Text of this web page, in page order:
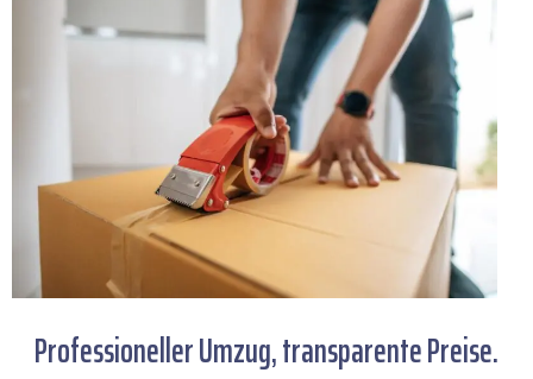
Professioneller Umzug, transparente Preise.